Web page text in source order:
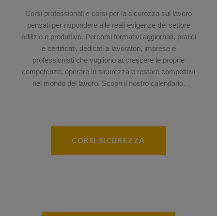
Corsi professionali e corsi per la sicurezza sul lavoro
pensati per rispondere alle reali esigenze del settore
edilizio e produttivo. Percorsi formativi aggiornati, pratici
e certificati, dedicati a lavoratori, imprese e
professionisti che vogliono accrescere le proprie
competenze, operare in sicurezza e restare competitivi
nel mondo del lavoro. Scopri il nostro calendario.
CORSI SICUREZZA